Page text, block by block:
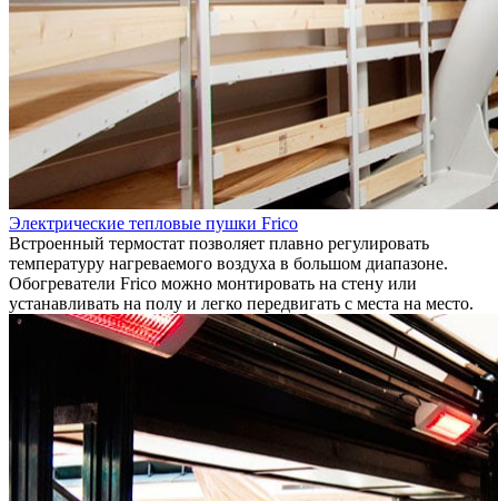
Электрические тепловые пушки Frico
Встроенный термостат позволяет плавно регулировать
температуру нагреваемого воздуха в большом диапазоне.
Обогреватели Frico можно монтировать на стену или
устанавливать на полу и легко передвигать с места на место.